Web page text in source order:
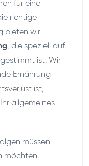
für eine
richtige
bieten wir
, die speziell auf
ist. Wir
Ernährung
ist,
allgemeines
müssen
möchten –